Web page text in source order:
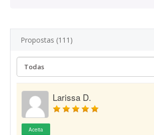
Propostas (111)
Larissa D.
Aceita